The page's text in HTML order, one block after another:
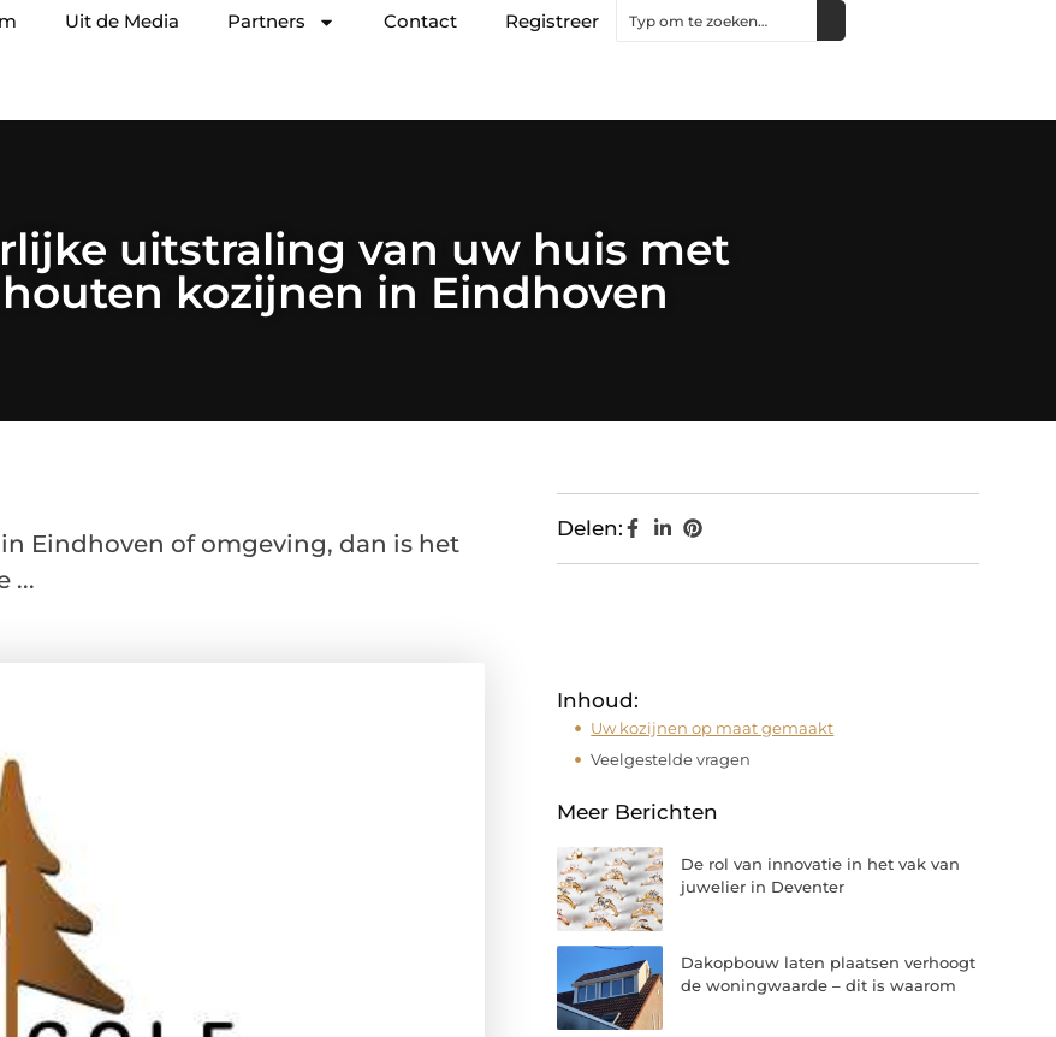
Uit de Media Partners Contact Registreer
uitstraling van uw huis met
kozijnen in Eindhoven
Eindhoven of omgeving, dan is het
...
Delen:
Inhoud:
Uw kozijnen op maat gemaakt
Veelgestelde vragen
Meer Berichten
De rol van innovatie in het vak van
juwelier in Deventer
Dakopbouw laten plaatsen verhoogt
de woningwaarde – dit is waarom